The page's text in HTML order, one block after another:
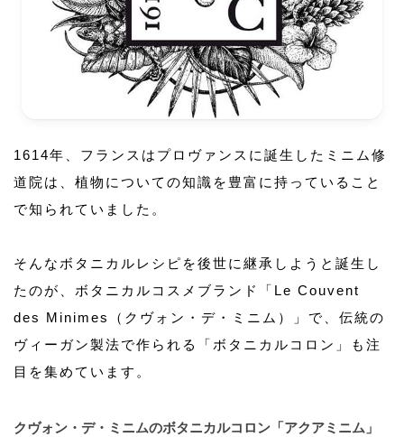
1614年、フランスはプロヴァンスに誕生したミニム修
道院は、植物についての知識を豊富に持っていること
で知られていました。
そんなボタニカルレシピを後世に継承しようと誕生し
たのが、ボタニカルコスメブランド「Le Couvent
des Minimes（クヴォン・デ・ミニム）」で、伝統の
ヴィーガン製法で作られる「ボタニカルコロン」も注
目を集めています。
クヴォン・デ・ミニムのボタニカルコロン「アクアミニム」